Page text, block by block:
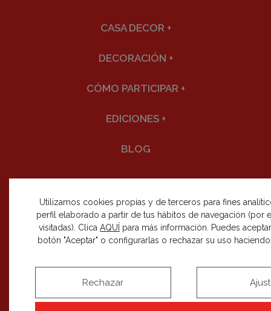
Utilizamos cookies propias y de terceros para fines
perfil elaborado a partir de tus hábitos de navegación (por
visitadas). Clica AQUÍ para más información. Puedes
botón "Aceptar" o configurarlas o rechazar su uso
Rechazar
CASA DECOR +
DECORACIÓN +
CÓMO PARTICIPAR +
EDICIONES +
BLOG
SÍGUENOS EN REDES SOCIALES
RECIBE NUESTRAS NOVEDADES